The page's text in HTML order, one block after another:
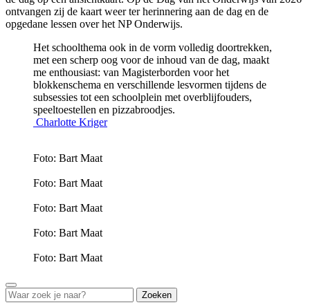
ontvangen zij de kaart weer ter herinnering aan de dag en de
opgedane lessen over het NP Onderwijs.
Het schoolthema ook in de vorm volledig doortrekken,
met een scherp oog voor de inhoud van de dag, maakt
me enthousiast: van Magisterborden voor het
blokkenschema en verschillende lesvormen tijdens de
subsessies tot een schoolplein met overblijfouders,
speeltoestellen en pizzabroodjes.
Charlotte Kriger
Foto: Bart Maat
Foto: Bart Maat
Foto: Bart Maat
Foto: Bart Maat
Foto: Bart Maat